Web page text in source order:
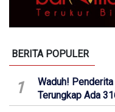
BERITA POPULER
1
Waduh!
Terungkap Ada